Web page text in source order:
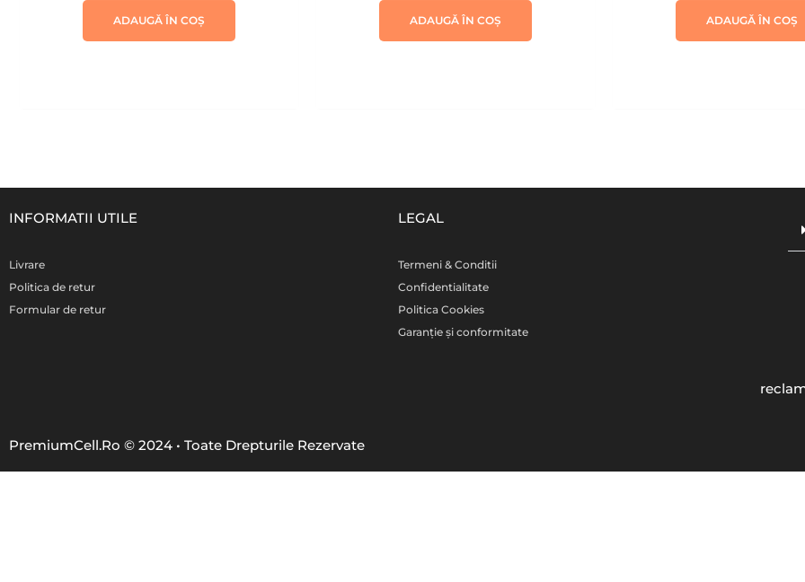
ADAUGĂ ÎN COȘ ADAUGĂ ÎN COȘ ADAUGĂ ÎN COȘ
INFORMATII UTILE
Livrare
Politica de retur
Formular de retur
LEGAL
Termeni & Conditii
Confidentialitate
Politica Cookies
Garanție și conformitate
PremiumCell.Ro © 2024 • Toate Drepturile Rezervate